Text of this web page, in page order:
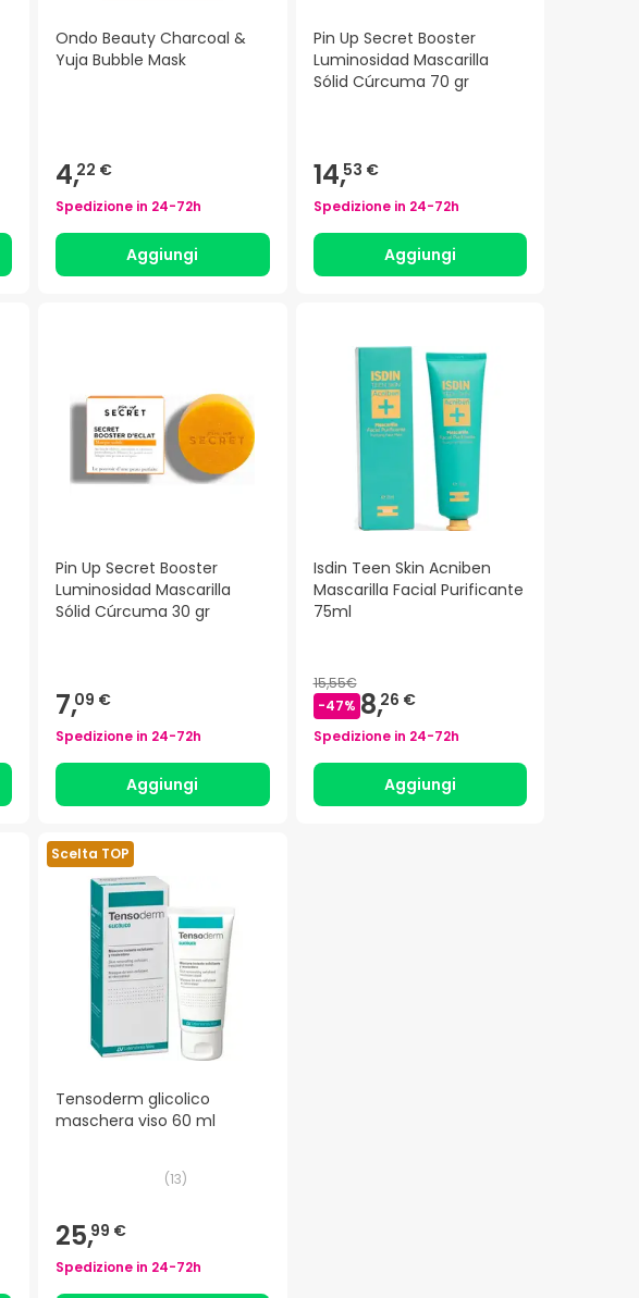
Ondo Beauty Charcoal &
Yuja Bubble Mask
4,22 €
Spedizione in 24-72h
Aggiungi
Pin Up Secret Booster
Luminosidad Mascarilla
Sólid Cúrcuma 70 gr
14,53 €
Spedizione in 24-72h
Aggiungi
Pin Up Secret Booster
Luminosidad Mascarilla
Sólid Cúrcuma 30 gr
7,09 €
Spedizione in 24-72h
Aggiungi
Isdin Teen Skin Acniben
Mascarilla Facial Purificante
75ml
15,55€
-47% 8,26 €
Spedizione in 24-72h
Aggiungi
Scelta TOP
Tensoderm glicolico
maschera viso 60 ml
(13)
25,99 €
Spedizione in 24-72h